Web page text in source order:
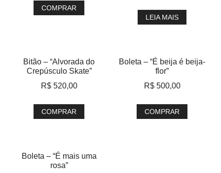
COMPRAR
LEIA MAIS
Bitão – “Alvorada do
Crepúsculo Skate”
R$520,00
COMPRAR
Boleta – “É beija é beija-
flor”
R$500,00
COMPRAR
Boleta – “É mais uma
rosa”